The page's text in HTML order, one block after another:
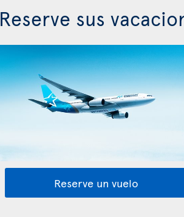
Reserve sus
Reserve un vuelo